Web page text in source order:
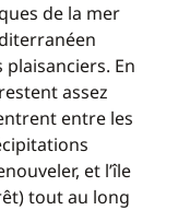
de la mer
En
assez
entre les
et l’île
tout au long